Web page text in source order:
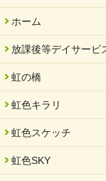
ホーム
放課後等デイサービ
虹の橋
虹色キラリ
虹色スケッチ
虹色SKY